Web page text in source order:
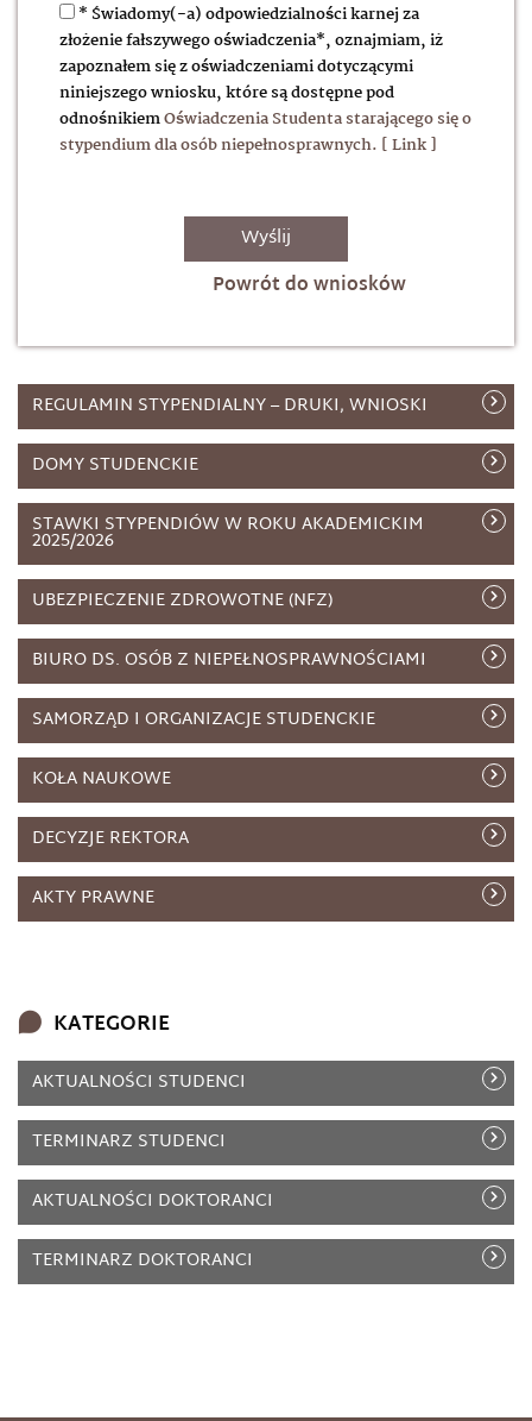
* Świadomy(-a) odpowiedzialności karnej za
złożenie fałszywego oświadczenia*, oznajmiam, iż
zapoznałem się z oświadczeniami dotyczącymi
niniejszego wniosku, które są dostępne pod
odnośnikiemOświadczenia Studenta starającego się o
stypendium dla osób niepełnosprawnych.
Powrót do wniosków
REGULAMIN STYPENDIALNY – DRUKI, WNIOSKI
DOMY STUDENCKIE
STAWKI STYPENDIÓW W ROKU AKADEMICKIM
2025/2026
UBEZPIECZENIE ZDROWOTNE (NFZ)
BIURO DS. OSÓB Z NIEPEŁNOSPRAWNOŚCIAMI
SAMORZĄD I ORGANIZACJE STUDENCKIE
KOŁA NAUKOWE
DECYZJE REKTORA
AKTY PRAWNE
KATEGORIE
AKTUALNOŚCI STUDENCI
TERMINARZ STUDENCI
AKTUALNOŚCI DOKTORANCI
TERMINARZ DOKTORANCI